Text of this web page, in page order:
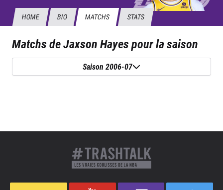
HOME BIO MATCHS STATS
Matchs deJaxson Hayespour la saison
Saison 2006-07